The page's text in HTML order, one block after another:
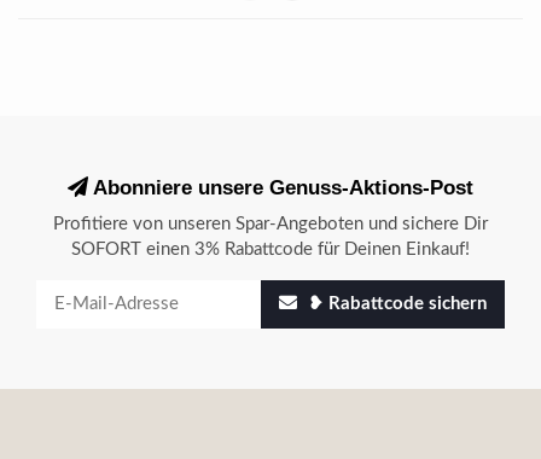
Abonniere unsere Genuss-Aktions-Post
Profitiere von unseren Spar-Angeboten und sichere Dir
SOFORT einen 3% Rabattcode für Deinen Einkauf!
❥ Rabattcode sichern